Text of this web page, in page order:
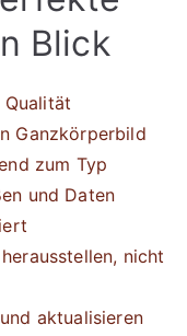
Blick
Qualität
Ganzkörperbild
zum Typ
und Daten
nicht
aktualisieren